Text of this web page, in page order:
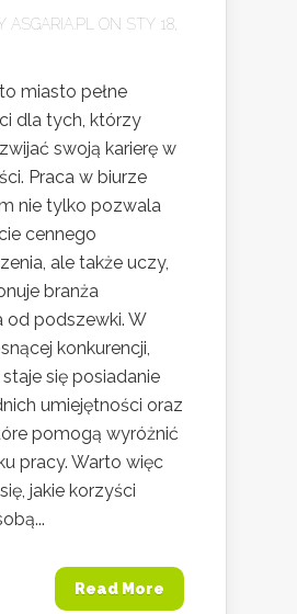
ASGARIA.PL
ON STY 18,
miasto pełne
dla tych, którzy
swoją karierę w
Praca w biurze
nie tylko pozwala
cennego
ale także uczy,
branża
od podszewki. W
konkurencji,
się posiadanie
umiejętności oraz
pomogą wyróżnić
pracy. Warto więc
jakie korzyści
Read More